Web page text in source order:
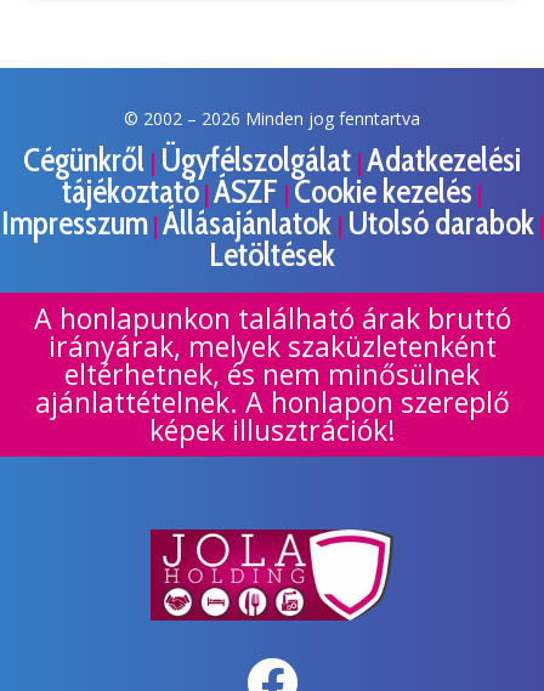
© 2002 – 2026 Minden jog fenntartva
Cégünkről | Ügyfélszolgálat | Adatkezelési
tájékoztató | ÁSZF | Cookie kezelés |
Impresszum| Állásajánlatok | Utolsó darabok|
Letöltések
A honlapunkon található árak bruttó
irányárak, melyek szaküzletenként
eltérhetnek, és nem minősülnek
ajánlattételnek. A honlapon szereplő
képek illusztrációk!